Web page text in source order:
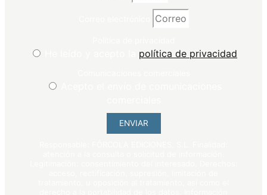
política de privacidad
ENVIAR